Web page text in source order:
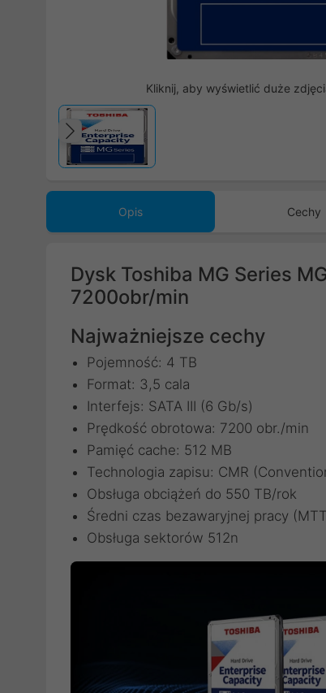
Kliknij, aby wyświetlić duże
Poprzedni
Opis Cechy
Dysk Toshiba MG Series
7200obr/min
Najważniejsze cechy
Pojemność: 4 TB
Format: 3,5 cala
Interfejs: SATA III (6 Gb/s)
Prędkość obrotowa: 7200 obr./min
Pamięć cache: 512 MB
Technologia zapisu: CMR
Obsługa obciążeń do 550 TB/rok
Średni czas bezawaryjnej pracy
Obsługa sektorów 512n